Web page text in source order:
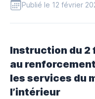
Publié le 12 février
Instruction du 2
au
les services du
l’intérieur